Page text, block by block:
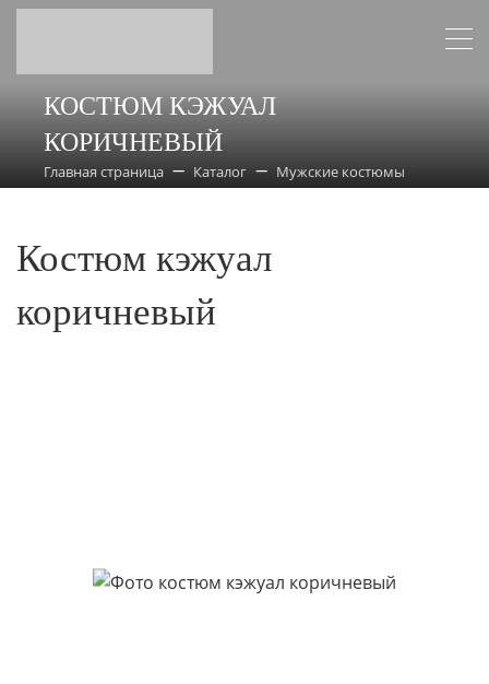
КОСТЮМ КЭЖУАЛ
КОРИЧНЕВЫЙ
Главная страница Каталог Мужские костюмы
Костюм кэжуал
коричневый